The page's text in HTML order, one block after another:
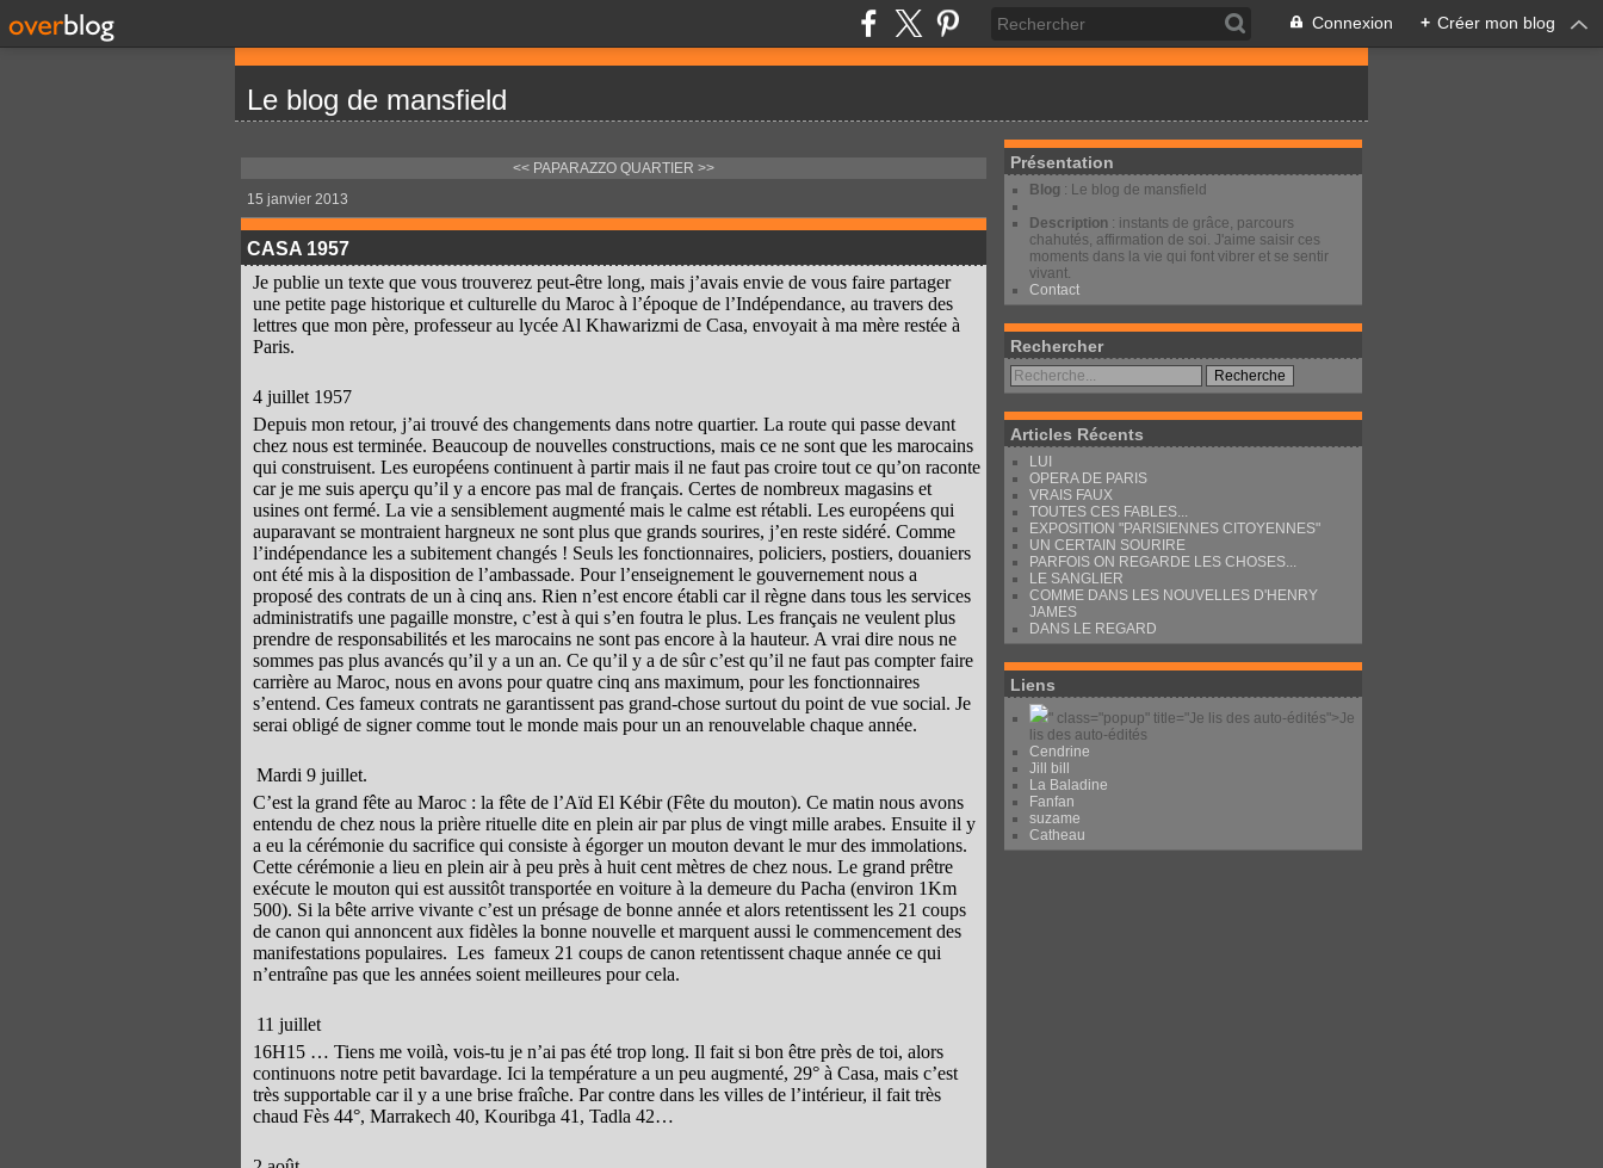
Connexion + Créer mon blog
Le blog de mansfield
<< PAPARAZZO QUARTIER >>
15 janvier 2013
CASA 1957
Je publie un texte que vous trouverez peut-être long, mais j’avais envie de vous faire partager
une petite page historique et culturelle du Maroc à l’époque de l’Indépendance, au travers des
lettres que mon père, professeur au lycée Al Khawarizmi de Casa, envoyait à ma mère restée à
Paris.
4 juillet 1957
Depuis mon retour, j’ai trouvé des changements dans notre quartier. La route qui passe devant
chez nous est terminée. Beaucoup de nouvelles constructions, mais ce ne sont que les marocains
qui construisent. Les européens continuent à partir mais il ne faut pas croire tout ce qu’on raconte
car je me suis aperçu qu’il y a encore pas mal de français. Certes de nombreux magasins et
usines ont fermé. La vie a sensiblement augmenté mais le calme est rétabli. Les européens qui
auparavant se montraient hargneux ne sont plus que grands sourires, j’en reste sidéré. Comme
l’indépendance les a subitement changés ! Seuls les fonctionnaires, policiers, postiers, douaniers
ont été mis à la disposition de l’ambassade. Pour l’enseignement le gouvernement nous a
proposé des contrats de un à cinq ans. Rien n’est encore établi car il règne dans tous les services
administratifs une pagaille monstre, c’est à qui s’en foutra le plus. Les français ne veulent plus
prendre de responsabilités et les marocains ne sont pas encore à la hauteur. A vrai dire nous ne
sommes pas plus avancés qu’il y a un an. Ce qu’il y a de sûr c’est qu’il ne faut pas compter faire
carrière au Maroc, nous en avons pour quatre cinq ans maximum, pour les fonctionnaires
s’entend. Ces fameux contrats ne garantissent pas grand-chose surtout du point de vue social. Je
serai obligé de signer comme tout le monde mais pour un an renouvelable chaque année.
Mardi 9 juillet.
C’est la grand fête au Maroc : la fête de l’Aïd El Kébir (Fête du mouton). Ce matin nous avons
entendu de chez nous la prière rituelle dite en plein air par plus de vingt mille arabes. Ensuite il y
a eu la cérémonie du sacrifice qui consiste à égorger un mouton devant le mur des immolations.
Cette cérémonie a lieu en plein air à peu près à huit cent mètres de chez nous. Le grand prêtre
exécute le mouton qui est aussitôt transportée en voiture à la demeure du Pacha (environ 1Km
500). Si la bête arrive vivante c’est un présage de bonne année et alors retentissent les 21 coups
de canon qui annoncent aux fidèles la bonne nouvelle et marquent aussi le commencement des
manifestations populaires. Les fameux 21 coups de canon retentissent chaque année ce qui
n’entraîne pas que les années soient meilleures pour cela.
11 juillet
16H15 … Tiens me voilà, vois-tu je n’ai pas été trop long. Il fait si bon être près de toi, alors
continuons notre petit bavardage. Ici la température a un peu augmenté, 29° à Casa, mais c’est
très supportable car il y a une brise fraîche. Par contre dans les villes de l’intérieur, il fait très
chaud Fès 44°, Marrakech 40, Kouribga 41, Tadla 42…
Présentation
Blog : Le blog de mansfield
Description : instants de grâce, parcours
chahutés, affirmation de soi. J'aime saisir ces
moments dans la vie qui font vibrer et se sentir
vivant.
Contact
Rechercher
Articles Récents
LUI
OPERA DE PARIS
VRAIS FAUX
TOUTES CES FABLES...
EXPOSITION "PARISIENNES CITOYENNES"
UN CERTAIN SOURIRE
PARFOIS ON REGARDE LES CHOSES...
LE SANGLIER
COMME DANS LES NOUVELLES D'HENRY
JAMES
DANS LE REGARD
Liens
" class="popup" title="Je lis des auto-édités">Je
lis des auto-édités
Cendrine
Jill bill
La Baladine
Fanfan
suzame
Catheau